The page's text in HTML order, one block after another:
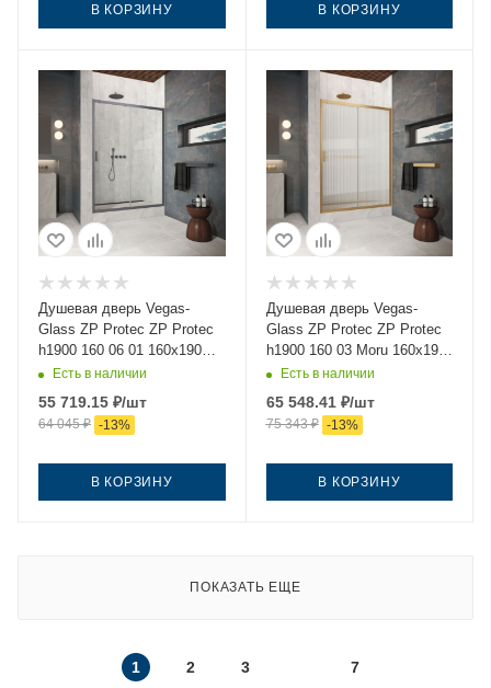
В КОРЗИНУ В КОРЗИНУ
Душевая дверь Vegas-
Glass ZP Protec ZP Protec
h1900 160 06 01 160х190
стекло прозрачное
профиль вороненая сталь
Есть в наличии
55 719.15 ₽/шт
64 045₽ -13%
В КОРЗИНУ
Душевая дверь Vegas-
Glass ZP Protec ZP Protec
h1900 160 03 Moru 160х190
стекло рифленое профиль
Есть в наличии
65 548.41₽/шт
75 343₽ -13%
В КОРЗИНУ
ПОКАЗАТЬ ЕЩЕ
1 2 3 7